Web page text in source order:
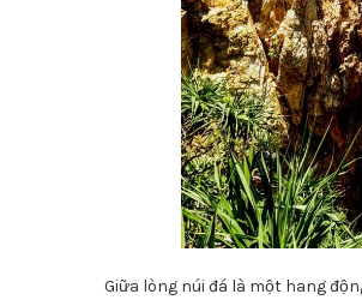
Giữa lòng núi đá là một hang